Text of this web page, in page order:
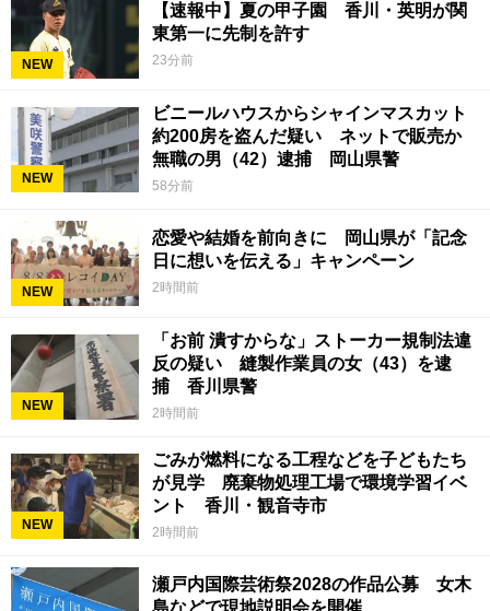
NEW
【速報中】夏の甲子園 香川・英明が関
東第一に先制を許す
23分前
NEW
ビニールハウスからシャインマスカット
約200房を盗んだ疑い ネットで販売か
無職の男（42）逮捕 岡山県警
58分前
NEW
恋愛や結婚を前向きに 岡山県が「記念
日に想いを伝える」キャンペーン
2時間前
NEW
「お前 潰すからな」ストーカー規制法違
反の疑い 縫製作業員の女（43）を逮
捕 香川県警
2時間前
NEW
ごみが燃料になる工程などを子どもたち
が見学 廃棄物処理工場で環境学習イベ
ント 香川・観音寺市
2時間前
瀬戸内国際芸術祭2028の作品公募 女木
島などで現地説明会を開催